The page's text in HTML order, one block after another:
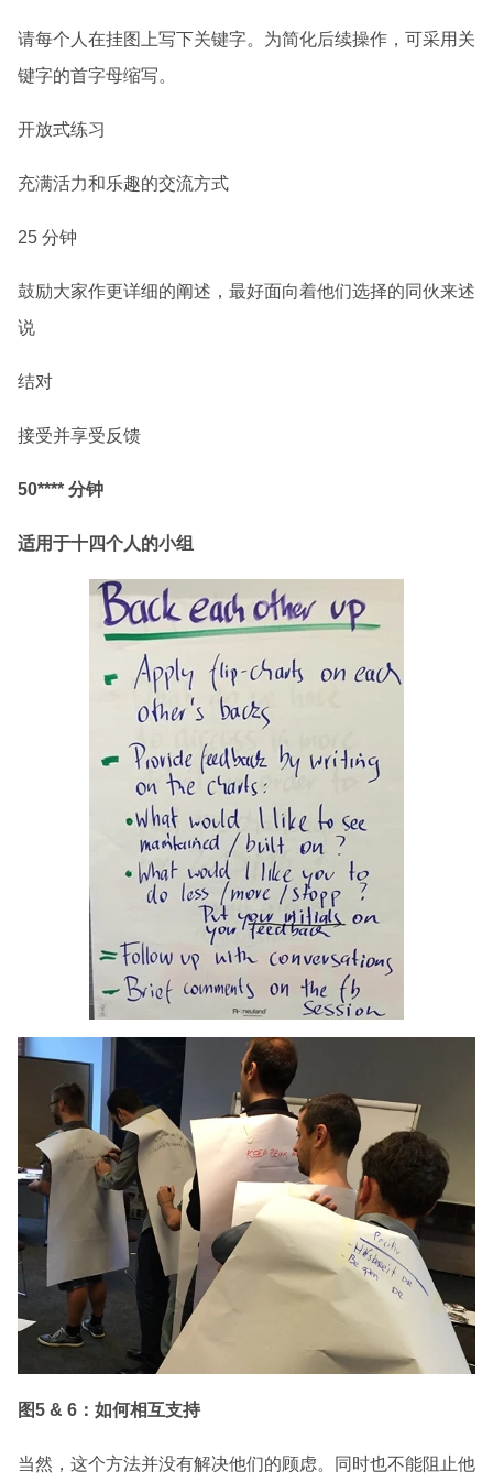
请每个人在挂图上写下关键字。为简化后续操作，可采用关
键字的首字母缩写。
开放式练习
充满活力和乐趣的交流方式
25 分钟
鼓励大家作更详细的阐述，最好面向着他们选择的同伙来述
说
结对
接受并享受反馈
50**** 分钟
适用于十四个人的小组
图5 & 6 ：如何相互支持
当然，这个方法并没有解决他们的顾虑。同时也不能阻止他